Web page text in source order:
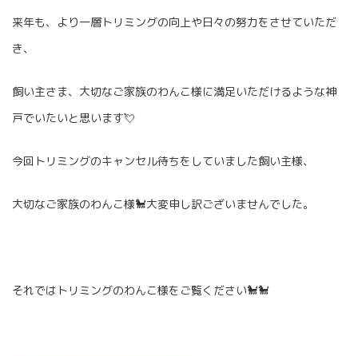
来年も、より一層トリミングの向上や日々の努力をさせていただ
き、
飼い主さま、大切なご家族のわんこ様に満足いただけるような神
戸でいたいと思います💘
今回トリミングのキャンセル待ちをしていました飼い主様、
大切なご家族のわんこ様🐩大変申し訳ございませんでした。
それではトリミングのわんこ様をご覧ください🐩🐩